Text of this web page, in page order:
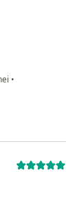
•